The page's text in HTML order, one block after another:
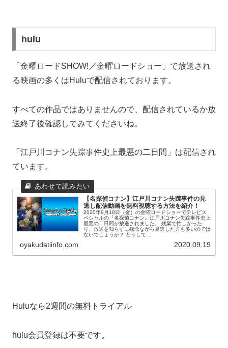
hulu
「金曜ロードSHOW!／金曜ロードショー」で放送され
る映画の多くはHuluで配信されております。
すべての作品ではありませんので、配信されているか放
送終了後確認してみてくださいね。
「江戸川コナン失踪事件史上最悪の二日間」は配信され
ています。
【名探偵コナン】江戸川コナン失踪事件の見
逃し配信動画を無料視聴する方法を紹介！
2020年9月18日（金）の金曜ロードショーでテレビス
ペシャルの『名探偵コナン』江戸川コナン失踪事件史上
最悪の二日間が放送されました。 残業で忙しかった
り、放送を知らずに残念ながら見逃した方も多いのでは
ないでしょうか？ どうして…
oyakudatiinfo.com 2020.09.19
Huluなら2週間の無料トライアル
hulu会員登録は不要です。